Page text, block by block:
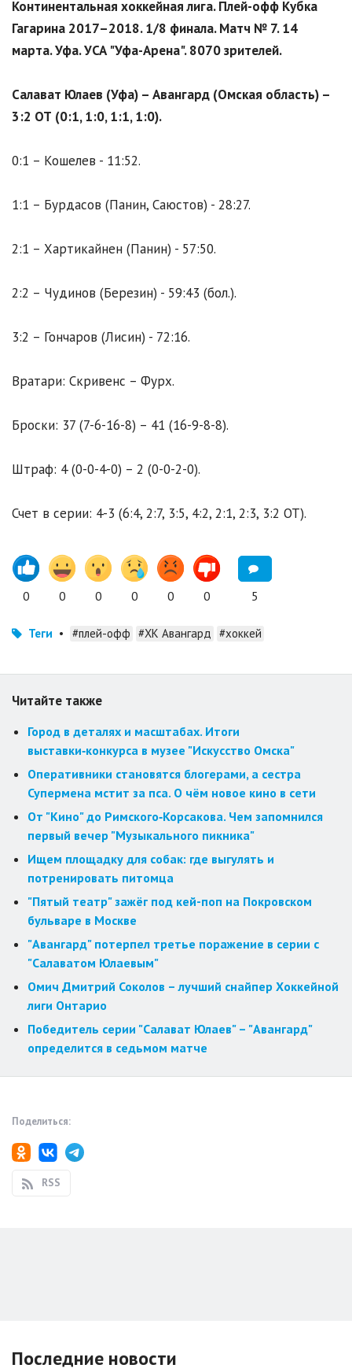
Континентальная хоккейная лига. Плей-офф Кубка
Гагарина 2017–2018. 1/8 финала. Матч № 7. 14
марта. Уфа. УСА "Уфа-Арена". 8070 зрителей.
Салават Юлаев (Уфа) – Авангард (Омская область) –
3:2 ОТ (0:1, 1:0, 1:1, 1:0).
0:1 – Кошелев - 11:52.
1:1 – Бурдасов (Панин, Саюстов) - 28:27.
2:1 – Хартикайнен (Панин) - 57:50.
2:2 – Чудинов (Березин) - 59:43 (бол.).
3:2 – Гончаров (Лисин) - 72:16.
Вратари: Скривенс – Фурх.
Броски: 37 (7-6-16-8) – 41 (16-9-8-8).
Штраф: 4 (0-0-4-0) – 2 (0-0-2-0).
Счет в серии: 4-3 (6:4, 2:7, 3:5, 4:2, 2:1, 2:3, 3:2 ОТ).
0 0 0 0 0 0 5
Теги • #плей-офф #ХК Авангард #хоккей
Читайте также
Город в деталях и масштабах. Итоги
выставки‑конкурса в музее "Искусство Омска"
Оперативники становятся блогерами, а сестра
Супермена мстит за пса. О чём новое кино в сети
От "Кино" до Римского‑Корсакова. Чем запомнился
первый вечер "Музыкального пикника"
Ищем площадку для собак: где выгулять и
потренировать питомца
"Пятый театр" зажёг под кей-поп на Покровском
бульваре в Москве
"Авангард" потерпел третье поражение в серии с
"Салаватом Юлаевым"
Омич Дмитрий Соколов – лучший снайпер Хоккейной
лиги Онтарио
Победитель серии "Салават Юлаев" – "Авангард"
определится в седьмом матче
Поделиться:
RSS
Последние новости